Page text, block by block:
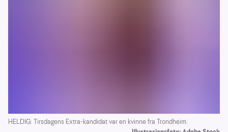
HELDIG: Tirsdagens Extra-kandidat var en kvinne fra Trondheim.